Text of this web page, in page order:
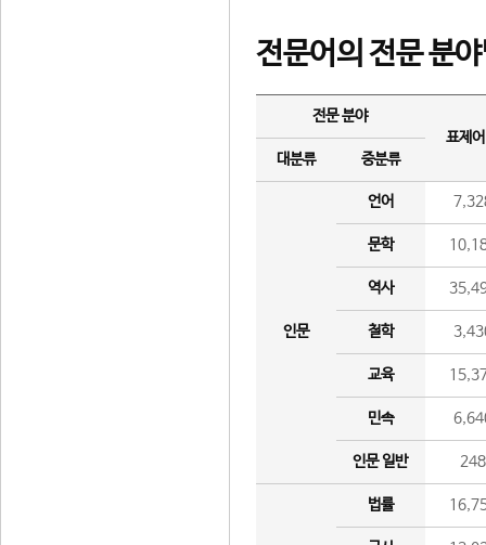
전문어의 전문 분
전문 분야
표제
대분류
중분류
인문
언어
문학
역사
철학
교육
민속
인문 일반 248
법률